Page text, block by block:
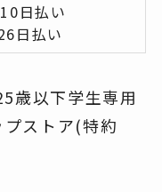
日払い
日払い
歳以下学生専用
ストア(特約